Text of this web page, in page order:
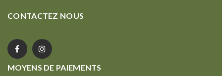
CONTACTEZ NOUS
MOYENS DE PAIEMENTS